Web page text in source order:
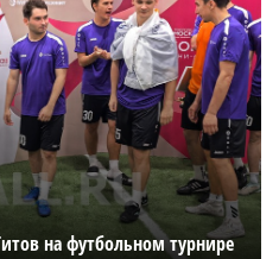
на футбольном турнире